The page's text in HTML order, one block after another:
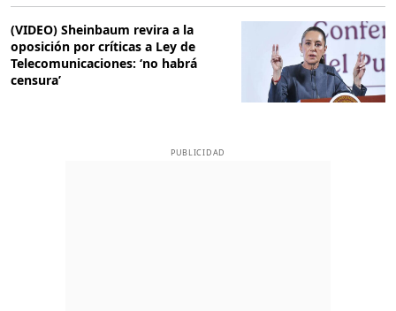
(VIDEO) Sheinbaum revira a la
oposición por críticas a Ley de
Telecomunicaciones: ‘no habrá
censura’
PUBLICIDAD